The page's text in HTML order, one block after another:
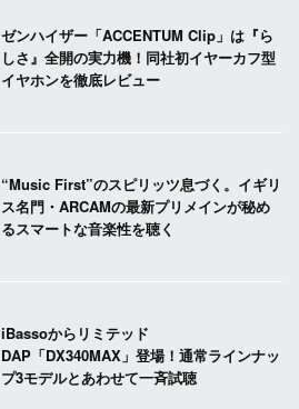
ゼンハイザー「ACCENTUM Clip」は『ら
しさ』全開の実力機！同社初イヤーカフ型
イヤホンを徹底レビュー
“Music First”のスピリッツ息づく。イギリ
ス名門・ARCAMの最新プリメインが秘め
るスマートな音楽性を聴く
iBassoからリミテッド
DAP「DX340MAX」登場！通常ラインナッ
プ3モデルとあわせて一斉試聴